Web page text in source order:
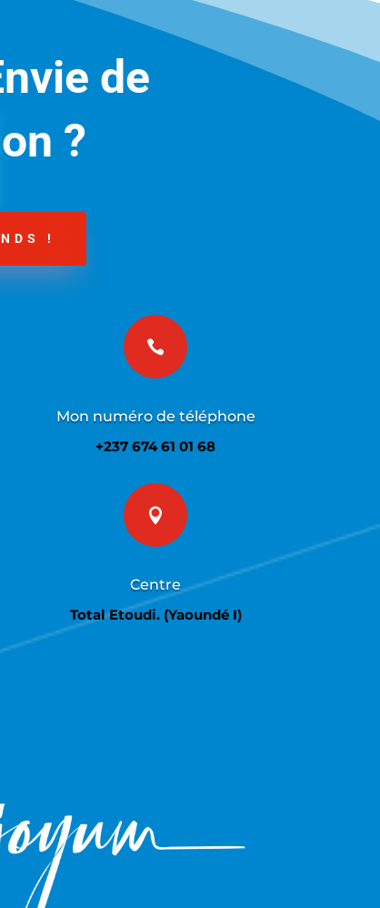
de
?
!

Mon numéro de téléphone
+237 674 61 01 68

Centre
Total Etoudi. (Yaoundé I)